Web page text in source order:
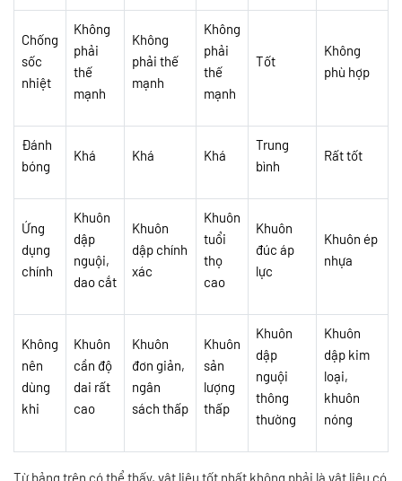
Chống
sốc
nhiệt
Không
phải
thế
mạnh
Không
phải thế
mạnh
Không
phải
thế
mạnh
Tốt
Không
phù hợp
Đánh
bóng
Khá Khá Khá
Trung
bình
Rất tốt
Ứng
dụng
chính
Khuôn
dập
nguội,
dao cắt
Khuôn
dập chính
xác
Khuôn
tuổi
thọ
cao
Khuôn
đúc áp
lực
Khuôn ép
nhựa
Không
nên
dùng
khi
Khuôn
cần độ
dai rất
cao
Khuôn
đơn giản,
ngân
sách thấp
Khuôn
sản
lượng
thấp
Khuôn
dập
nguội
thông
thường
Khuôn
dập kim
loại,
khuôn
nóng
Từ bảng trên có thể thấy, vật liệu tốt nhất không phải là vật liệu có